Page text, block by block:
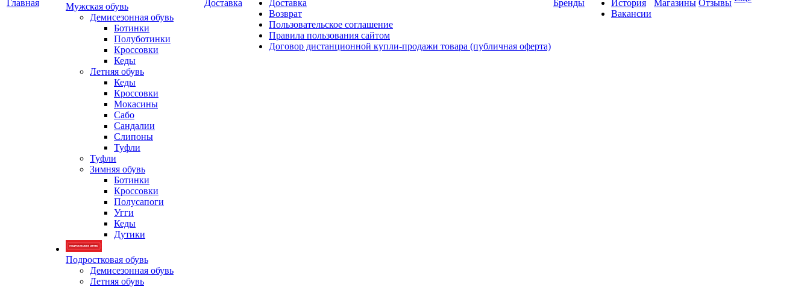
Главная
Мужская обувь
Демисезонная обувь
Ботинки
Полуботинки
Кроссовки
Кеды
Летняя обувь
Кеды
Кроссовки
Мокасины
Сабо
Сандалии
Слипоны
Туфли
Туфли
Зимняя обувь
Ботинки
Кроссовки
Полусапоги
Угги
Кеды
Дутики
Подростковая обувь
Демисезонная обувь
Летняя обувь
Доставка
Доставка
Возврат
Пользовательское соглашение
Правила пользования сайтом
Договор дистанционной купли-продажи товара (публичная оферта)
Бренды
История
Вакансии
Магазины Отзывы